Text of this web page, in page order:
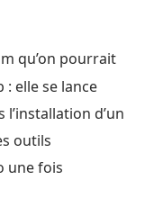
qu’on pourrait
elle se lance
d’un
outils
une fois